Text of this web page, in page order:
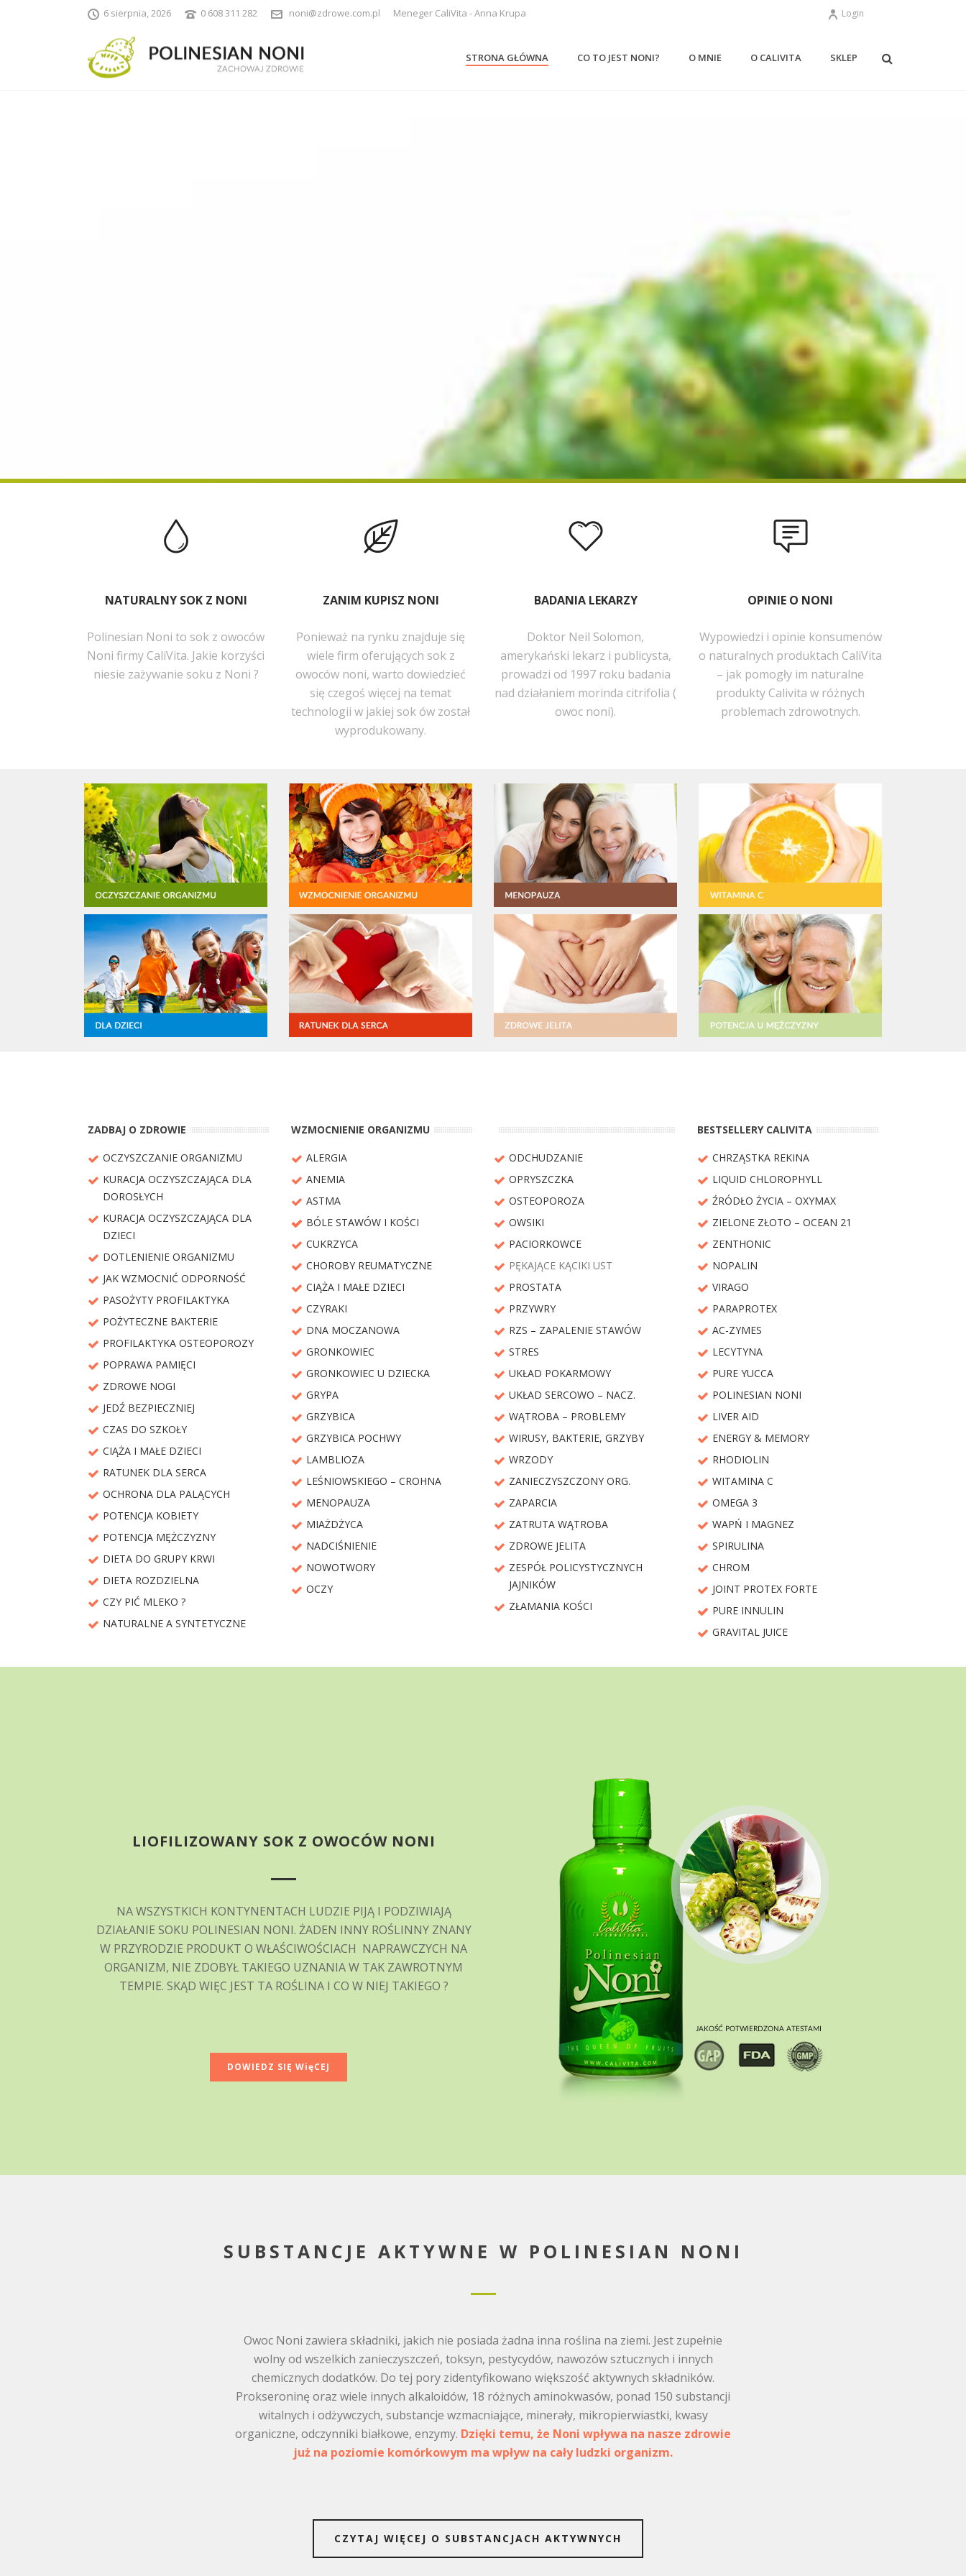
6 sierpnia, 2026 0 608 311 282 noni@zdrowe.com.pl Meneger CaliVita - Anna Krupa Login
STRONA GŁÓWNA CO TO JEST NONI? O MNIE O CALIVITA SKLEP
KUP TERAZ WIĘCEJ O NONI
NATURALNY SOK Z NONI
Polinesian Noni to sok z owoców
Noni firmy CaliVita. Jakie korzyści
niesie zażywanie soku z Noni ?
ZANIM KUPISZ NONI
Ponieważ na rynku znajduje się
wiele firm oferujących sok z
owoców noni, warto dowiedzieć
się czegoś więcej na temat
technologii w jakiej sok ów został
wyprodukowany.
BADANIA LEKARZY
Doktor Neil Solomon,
amerykański lekarz i publicysta,
prowadzi od 1997 roku badania
nad działaniem morinda citrifolia (
owoc noni).
OPINIE O NONI
Wypowiedzi i opinie konsumenów
o naturalnych produktach CaliVita
– jak pomogły im naturalne
produkty Calivita w różnych
problemach zdrowotnych.
ZADBAJ O ZDROWIE
OCZYSZCZANIE ORGANIZMU
KURACJA OCZYSZCZAJĄCA DLA
DOROSŁYCH
KURACJA OCZYSZCZAJĄCA DLA
DZIECI
DOTLENIENIE ORGANIZMU
JAK WZMOCNIĆ ODPORNOŚĆ
PASOŻYTY PROFILAKTYKA
POŻYTECZNE BAKTERIE
PROFILAKTYKA OSTEOPOROZY
POPRAWA PAMIĘCI
ZDROWE NOGI
JEDŹ BEZPIECZNIEJ
CZAS DO SZKOŁY
CIĄŻA I MAŁE DZIECI
RATUNEK DLA SERCA
OCHRONA DLA PALĄCYCH
POTENCJA KOBIETY
POTENCJA MĘŻCZYZNY
DIETA DO GRUPY KRWI
DIETA ROZDZIELNA
CZY PIĆ MLEKO ?
NATURALNE A SYNTETYCZNE
WZMOCNIENIE ORGANIZMU
ALERGIA
ANEMIA
ASTMA
BÓLE STAWÓW I KOŚCI
CUKRZYCA
CHOROBY REUMATYCZNE
CIĄŻA I MAŁE DZIECI
CZYRAKI
DNA MOCZANOWA
GRONKOWIEC
GRONKOWIEC U DZIECKA
GRYPA
GRZYBICA
GRZYBICA POCHWY
LAMBLIOZA
LEŚNIOWSKIEGO – CROHNA
MENOPAUZA
MIAŻDŻYCA
NADCIŚNIENIE
NOWOTWORY
OCZY
ODCHUDZANIE
OPRYSZCZKA
OSTEOPOROZA
OWSIKI
PACIORKOWCE
PĘKAJĄCE KĄCIKI UST
PROSTATA
PRZYWRY
RZS – ZAPALENIE STAWÓW
STRES
UKŁAD POKARMOWY
UKŁAD SERCOWO – NACZ.
WĄTROBA – PROBLEMY
WIRUSY, BAKTERIE, GRZYBY
WRZODY
ZANIECZYSZCZONY ORG.
ZAPARCIA
ZATRUTA WĄTROBA
ZDROWE JELITA
ZESPÓŁ POLICYSTYCZNYCH
JAJNIKÓW
ZŁAMANIA KOŚCI
BESTSELLERY CALIVITA
CHRZĄSTKA REKINA
LIQUID CHLOROPHYLL
ŹRÓDŁO ŻYCIA – OXYMAX
ZIELONE ZŁOTO – OCEAN 21
ZENTHONIC
NOPALIN
VIRAGO
PARAPROTEX
AC-ZYMES
LECYTYNA
PURE YUCCA
POLINESIAN NONI
LIVER AID
ENERGY & MEMORY
RHODIOLIN
WITAMINA C
OMEGA 3
WAPŃ I MAGNEZ
SPIRULINA
CHROM
JOINT PROTEX FORTE
PURE INNULIN
GRAVITAL JUICE
LIOFILIZOWANY SOK Z OWOCÓW NONI
NA WSZYSTKICH KONTYNENTACH LUDZIE PIJĄ I PODZIWIAJĄ
DZIAŁANIE SOKU POLINESIAN NONI. ŻADEN INNY ROŚLINNY ZNANY
W PRZYRODZIE PRODUKT O WŁAŚCIWOŚCIACH NAPRAWCZYCH NA
ORGANIZM, NIE ZDOBYŁ TAKIEGO UZNANIA W TAK ZAWROTNYM
TEMPIE. SKĄD WIĘC JEST TA ROŚLINA I CO W NIEJ TAKIEGO ?
DOWIEDZ SIĘ WięCEJ
SUBSTANCJE AKTYWNE W POLINESIAN NONI
Owoc Noni zawiera składniki, jakich nie posiada żadna inna roślina na ziemi. Jest zupełnie
wolny od wszelkich zanieczyszczeń, toksyn, pestycydów, nawozów sztucznych i innych
chemicznych dodatków. Do tej pory zidentyfikowano większość aktywnych składników.
Prokseroninę oraz wiele innych alkaloidów, 18 różnych aminokwasów, ponad 150 substancji
witalnych i odżywczych, substancje wzmacniające, minerały, mikropierwiastki, kwasy
organiczne, odczynniki białkowe, enzymy. Dzięki temu, że Noni wpływa na nasze zdrowie
już na poziomie komórkowym ma wpływ na cały ludzki organizm.
CZYTAJ WIĘCEJ O SUBSTANCJACH AKTYWNYCH